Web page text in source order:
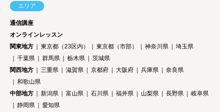
エリア
通信講座
オンラインレッスン
関東地方
東京都（23区内） 東京都（市部） 神奈川県
埼玉県
千葉県
群馬県 栃木県
茨城県
関西地方
三重県 滋賀県 京都府 大阪府 兵庫県
奈良県
和歌山県
中部地方
新潟県 富山県 石川県 福井県 山梨県 長野県
岐阜県
静岡県
愛知県